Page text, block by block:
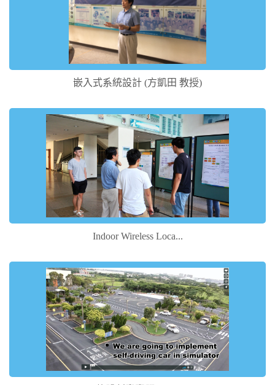
嵌入式系統設計 (方凱田 教授)
Indoor Wireless Loca...